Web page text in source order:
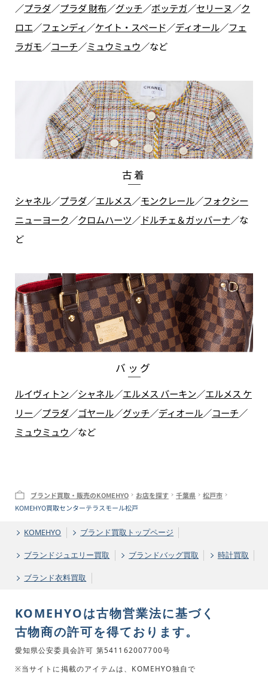
／プラダ／プラダ 財布／グッチ／ボッテガ／セリーヌ／ク
ロエ／フェンディ ／ケイト・スペード／ディオール／フェ
ラガモ／コーチ／ミュウミュウ／など
古着
シャネル／プラダ／エルメス／モンクレール／フォクシー
ニューヨーク／クロムハーツ／ドルチェ＆ガッバーナ／な
ど
バッグ
ルイヴィトン／シャネル／エルメス バーキン／エルメス ケ
リー／プラダ／ゴヤール／グッチ／ディオール／コーチ／
ミュウミュウ／など
ブランド買取・販売のKOMEHYO お店を探す 千葉県
松戸市
KOMEHYO買取センターテラスモール松戸
KOMEHYO ブランド買取トップページ
ブランドジュエリー買取 ブランドバッグ買取 時計買取
ブランド衣料買取
KOMEHYOは古物営業法に基づく
古物商の許可を得ております。
愛知県公安委員会許可 第541162007700号
※当サイトに掲載のアイテムは、KOMEHYO独自で